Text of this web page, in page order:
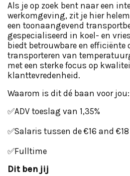
Als je op zoek bent naar een
werkomgeving, zit je hier
een toonaangevend
gespecialiseerd in koel- en
biedt betrouwbare en
transporteren van
met een sterke focus op
klanttevredenheid.
Waarom is dit dé baan voor jou:
✅ADV toeslag van 1,35%
✅Salaris tussen de €16 and
✅Fulltime
Dit ben jij